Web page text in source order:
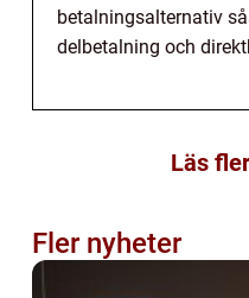
betalningsalternativ
delbetalning och
Läs
Fler nyheter